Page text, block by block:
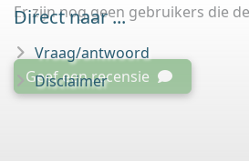
Er zijn nog geen gebruikers die
Geef een recensie
Direct naar ...
Vraag/antwoord
Disclaimer